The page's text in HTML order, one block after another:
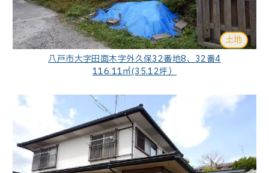
八戸市大字田面木字外久保32番地8、32番4
116.11㎡(35.12坪）
土地